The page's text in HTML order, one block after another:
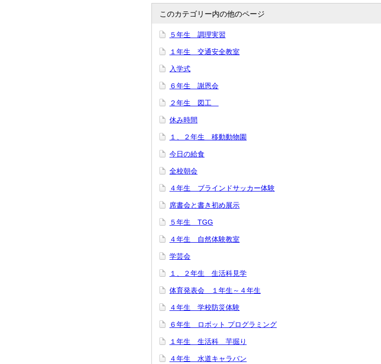
このカテゴリー内の他のページ
５年生 調理実習
１年生 交通安全教室
入学式
６年生 謝恩会
２年生 図工
休み時間
１、２年生 移動動物園
今日の給食
全校朝会
４年生 ブラインドサッカー体験
席書会と書き初め展示
５年生 TGG
４年生 自然体験教室
学芸会
１、２年生 生活科見学
体育発表会 １年生～４年生
４年生 学校防災体験
６年生 ロボット プログラミング
１年生 生活科 芋掘り
４年生 水道キャラバン